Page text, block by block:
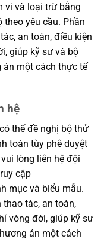
vi và loại trừ bằng
yêu cầu. Phần
an toàn, điều kiện
giúp kỹ sư và bộ
án một cách thực tế
hệ
thể đề nghị bộ thử
toán tùy phê duyệt
lòng liên hệ đội
cập
mục và biểu mẫu.
thao tác, an toàn,
vòng đời, giúp kỹ sư
án một cách